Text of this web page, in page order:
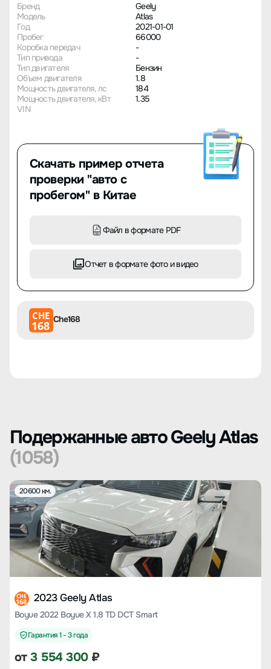
Бренд
Geely
Модель
Atlas
Год
2021-01-01
Пробег
66000
Коробка передач
-
Тип привода
-
Тип двигателя
Бензин
Объем двигателя
1.8
Мощность двигателя, лс
184
Мощность двигателя, кВт
1.35
VIN
Скачать пример отчета
проверки "авто с
пробегом" в Китае
Файл в формате PDF
Отчет в формате фото и видео
CHE
168 Che168
Подержанные авто Geely Atlas
(1058)
20600 км.
CHE
168 2023 Geely Atlas
Boyue 2022 Boyue X 1.8 TD DCT Smart
Гарантия 1 - 3 года
от3 554 300₽